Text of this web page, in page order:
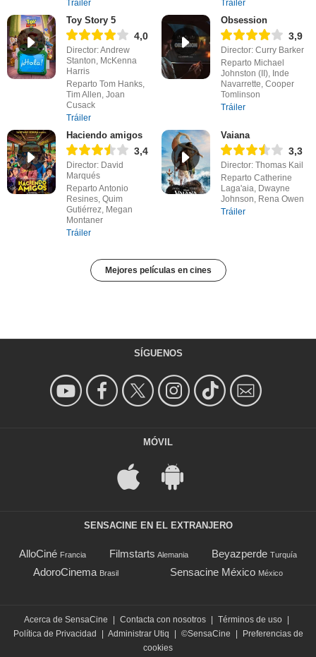
Tráiler
Tráiler
Toy Story 5
4,0
Director: Andrew
Stanton, McKenna
Harris
Reparto Tom Hanks,
Tim Allen, Joan
Cusack
Tráiler
Obsession
3,9
Director: Curry Barker
Reparto Michael
Johnston (II), Inde
Navarrette, Cooper
Tomlinson
Tráiler
Haciendo amigos
3,4
Director: David
Marqués
Reparto Antonio
Resines, Quim
Gutiérrez, Megan
Montaner
Tráiler
Vaiana
3,3
Director: Thomas Kail
Reparto Catherine
Laga'aia, Dwayne
Johnson, Rena Owen
Tráiler
Mejores películas en cines
SÍGUENOS
MÓVIL
SENSACINE EN EL EXTRANJERO
AlloCiné Francia Filmstarts Alemania Beyazperde Turquía
AdoroCinema Brasil Sensacine México México
Acerca de SensaCine | Contacta con nosotros | Términos de uso |
Política de Privacidad
| Administrar Utiq | ©SensaCine |
Preferencias de
cookies